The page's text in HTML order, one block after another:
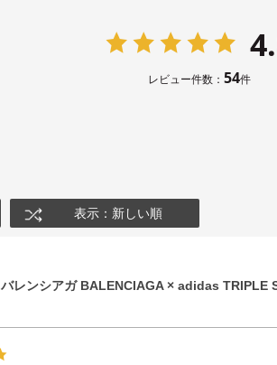
レビュー件数： 54件
表示：新しい順
バレンシアガ BALENCIAGA × adidas TRIPLE